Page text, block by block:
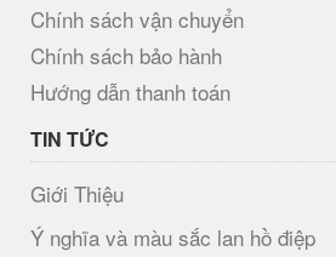
Chính sách vận chuyển
Chính sách bảo hành
Hướng dẫn thanh toán
TIN TỨC
Giới Thiệu
Ý nghĩa và màu sắc lan hồ điệp